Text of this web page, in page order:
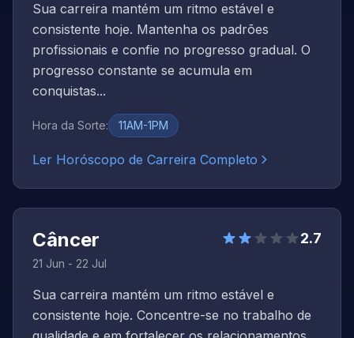
Sua carreira mantém um ritmo estável e
consistente hoje. Mantenha os padrões
profissionais e confie no progresso gradual. O
progresso constante se acumula em
conquistas...
Hora da Sorte: 11AM-1PM
Ler Horóscopo de Carreira Completo
Câncer
21 Jun - 22 Jul
2.7
Sua carreira mantém um ritmo estável e
consistente hoje. Concentre-se no trabalho de